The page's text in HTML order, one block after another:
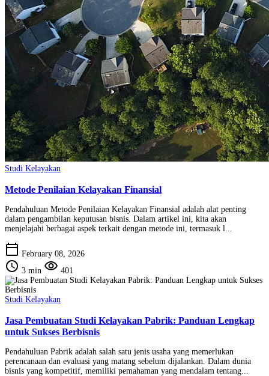
Studi Kelayakan
Metode Penilaian Kelayakan Finansial
Pendahuluan Metode Penilaian Kelayakan Finansial adalah alat penting
dalam pengambilan keputusan bisnis. Dalam artikel ini, kita akan
menjelajahi berbagai aspek terkait dengan metode ini, termasuk l...
calendar_today February 08, 2026
schedule 3 min visibility 401
Studi Kelayakan
Jasa Pembuatan Studi Kelayakan Pabrik: Panduan Lengkap
untuk Sukses Berbisnis
Pendahuluan Pabrik adalah salah satu jenis usaha yang memerlukan
perencanaan dan evaluasi yang matang sebelum dijalankan. Dalam dunia
bisnis yang kompetitif, memiliki pemahaman yang mendalam tentang...